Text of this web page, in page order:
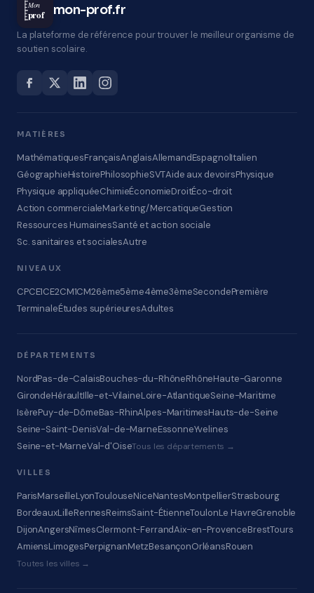
Mon
prof mon-prof.fr
La plateforme de référence pour trouver le meilleur organisme de
soutien scolaire.
MATIÈRES
MathématiquesFrançaisAnglaisAllemandEspagnolItalien
GéographieHistoirePhilosophieSVTAide aux devoirsPhysique
Physique appliquéeChimieÉconomieDroitÉco-droit
Action commercialeMarketing/MercatiqueGestion
Ressources HumainesSanté et action sociale
Sc. sanitaires et socialesAutre
NIVEAUX
CPCE1CE2CM1CM26ème5ème4ème3èmeSecondePremière
TerminaleÉtudes supérieuresAdultes
DÉPARTEMENTS
NordPas-de-CalaisBouches-du-RhôneRhôneHaute-Garonne
GirondeHéraultIlle-et-VilaineLoire-AtlantiqueSeine-Maritime
IsèrePuy-de-DômeBas-RhinAlpes-MaritimesHauts-de-Seine
Seine-Saint-DenisVal-de-MarneEssonneYvelines
Seine-et-MarneVal-d'OiseTous les départements →
VILLES
ParisMarseilleLyonToulouseNiceNantesMontpellierStrasbourg
BordeauxLilleRennesReimsSaint-ÉtienneToulonLe HavreGrenoble
DijonAngersNîmesClermont-FerrandAix-en-ProvenceBrestTours
AmiensLimogesPerpignanMetzBesançonOrléansRouen
Toutes les villes →